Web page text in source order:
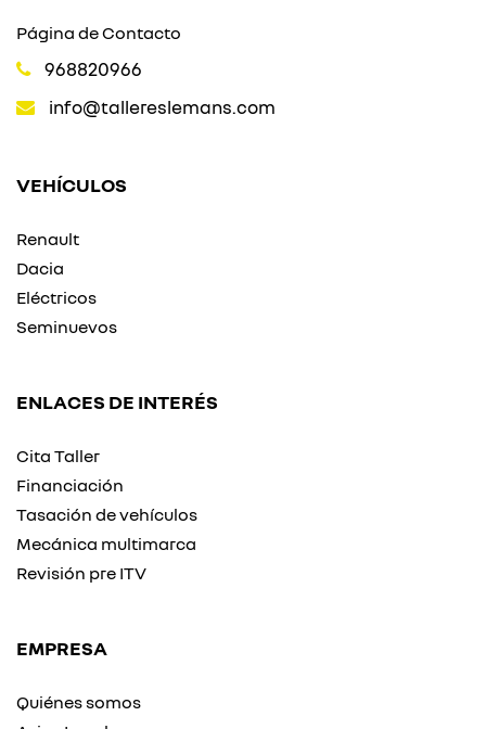
Página de Contacto
968820966
info@tallereslemans.com
VEHÍCULOS
Renault
Dacia
Eléctricos
Seminuevos
ENLACES DE INTERÉS
Cita Taller
Financiación
Tasación de vehículos
Mecánica multimarca
Revisión pre ITV
EMPRESA
Quiénes somos